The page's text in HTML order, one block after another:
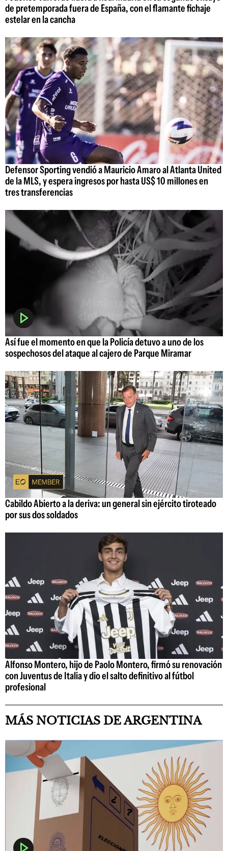
de pretemporada fuera de España, con el flamante fichaje
estelar en la cancha
Defensor Sporting vendió a Mauricio Amaro al Atlanta United
de la MLS, y espera ingresos por hasta US$ 10 millones en
tres transferencias
Así fue el momento en que la Policía detuvo a uno de los
sospechosos del ataque al cajero de Parque Miramar
Cabildo Abierto a la deriva: un general sin ejército tiroteado
por sus dos soldados
Alfonso Montero, hijo de Paolo Montero, firmó su renovación
con Juventus de Italia y dio el salto definitivo al fútbol
profesional
MÁS NOTICIAS DE ARGENTINA